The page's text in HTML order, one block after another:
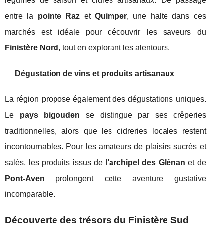
entre la pointe Raz etQuimper, une halte dans ces
marchés est idéale pour découvrir les saveurs du
Finistère Nord , tout en explorant les alentours.
Dégustation de vins et produits artisanaux
La région propose également des dégustations uniques.
Le pays bigouden se distingue par ses crêperies
traditionnelles, alors que les cidreries locales restent
incontournables. Pour les amateurs de plaisirs sucrés et
salés, les produits issus de l'archipel des Glénan et de
Pont-Aven prolongent cette aventure gustative
incomparable.
Découverte des trésors du Finistère Sud